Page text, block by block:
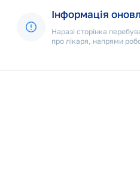
Інформація
Наразі сторінка
про лікаря, напрями